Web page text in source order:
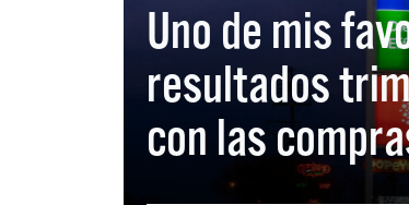
Uno de mis
resultados
con las